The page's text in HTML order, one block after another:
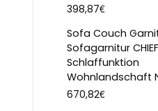
398,87€
Sofa Couch
Sofagarnitur
Schlaffunktion
Wohnlandschaft
670,82€